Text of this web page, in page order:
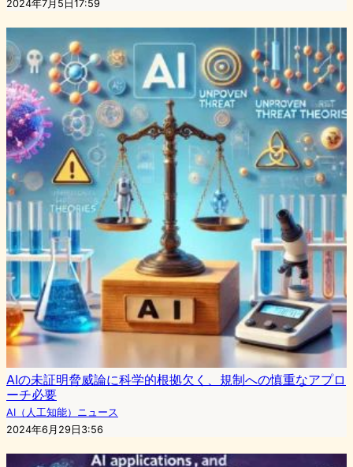
2024年7月5日17:59
AIの未証明脅威論に科学的根拠欠く、規制への慎重なアプロ
ーチ必要
AI（人工知能）ニュース
2024年6月29日3:56